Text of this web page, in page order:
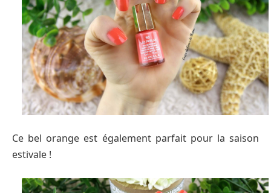
Ce bel orange est également parfait pour la saison
estivale !